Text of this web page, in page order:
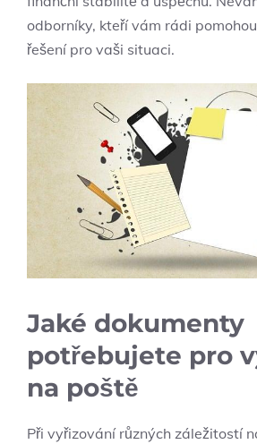
odborníky, kteří vám rádi
řešení pro vaši situaci.
Jaké dokumenty
potřebujete pro
na poště
Při vyřizování různých záležitostí